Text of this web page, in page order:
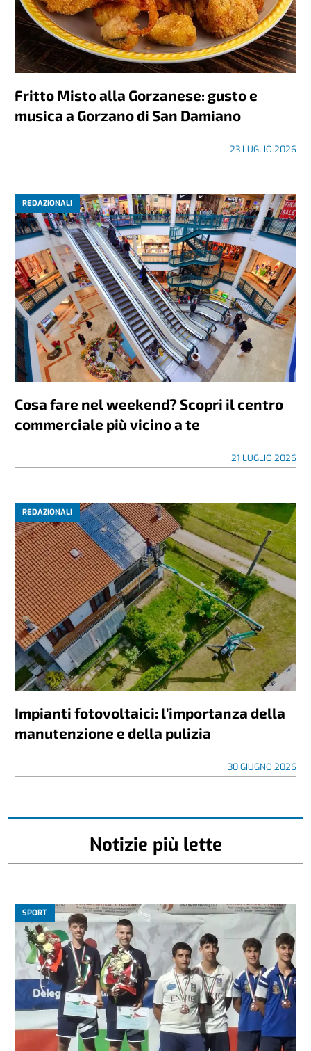
Fritto Misto alla Gorzanese: gusto e
musica a Gorzano di San Damiano
23 LUGLIO 2026
REDAZIONALI
Cosa fare nel weekend? Scopri il centro
commerciale più vicino a te
21 LUGLIO 2026
REDAZIONALI
Impianti fotovoltaici: l’importanza della
manutenzione e della pulizia
30 GIUGNO 2026
Notizie più lette
SPORT